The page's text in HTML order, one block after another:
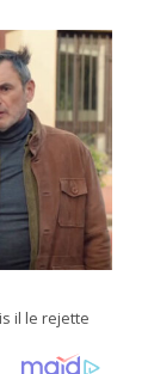
il le rejette